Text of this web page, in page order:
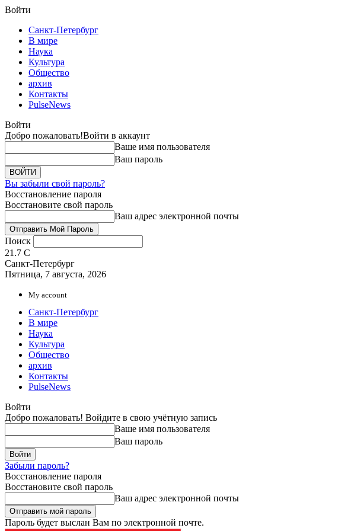
Войти
Санкт-Петербург
В мире
Наука
Культура
Общество
архив
Контакты
PulseNews
Войти
Добро пожаловать!Войти в аккаунт
Ваше имя пользователя
Ваш пароль
Вы забыли свой пароль?
Восстановление пароля
Восстановите свой пароль
Ваш адрес электронной почты
Поиск
21.7 C
Санкт-Петербург
Пятница, 7 августа, 2026
My account
Санкт-Петербург
В мире
Наука
Культура
Общество
архив
Контакты
PulseNews
Войти
Добро пожаловать! Войдите в свою учётную запись
Ваше имя пользователя
Ваш пароль
Забыли пароль?
Восстановление пароля
Восстановите свой пароль
Ваш адрес электронной почты
Пароль будет выслан Вам по электронной почте.